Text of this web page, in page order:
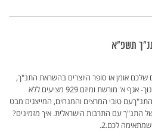
תשפ"א
אומן או סופר היוצרים בהשראת התנ"ך,
ארכיאולוג או חוקר מקרא? משרד החינוך- אגף א' מורשת ומיזם 929 מציעים ללא
טובי המרצים והמנחים, המייצגים מבט
התנ"ך עם התרבות הישראלית. איך מזמינים?